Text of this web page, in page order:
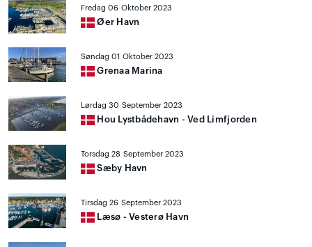
Fredag 06 Oktober 2023
Øer Havn
Søndag 01 Oktober 2023
Grenaa Marina
Lørdag 30 September 2023
Hou Lystbådehavn - Ved Limfjorden
Torsdag 28 September 2023
Sæby Havn
Tirsdag 26 September 2023
Læsø - Vesterø Havn